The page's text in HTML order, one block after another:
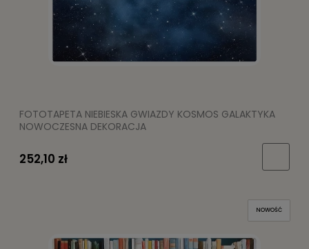
FOTOTAPETA NIEBIESKA GWIAZDY KOSMOS GALAKTYKA
NOWOCZESNA DEKORACJA
252,10 zł
NOWOŚĆ